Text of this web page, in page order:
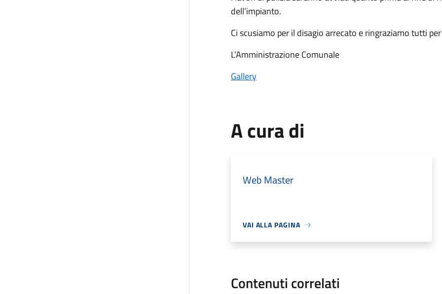
dell’impianto.
Ci scusiamo per il disagio arrecato e ringraziamo tutti
L’Amministrazione Comunale
Gallery
A cura di
Web Master
VAI ALLA PAGINA
Contenuti correlati